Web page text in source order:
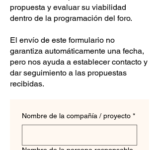
propuesta y evaluar su viabilidad
dentro de la programación del foro.
El envío de este formulario no
garantiza automáticamente una fecha,
pero nos ayuda a establecer contacto y
dar seguimiento a las propuestas
recibidas.
Nombre de la compañía / proyecto *